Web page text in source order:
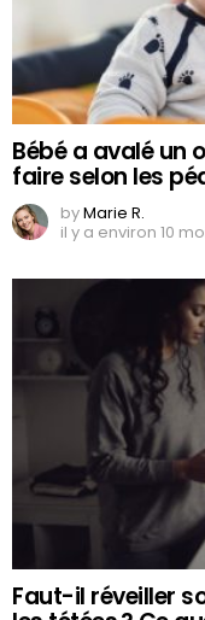
Bébé a avalé un
faire selon les
byMarie R.
il y a environ 10
Faut-il réveiller